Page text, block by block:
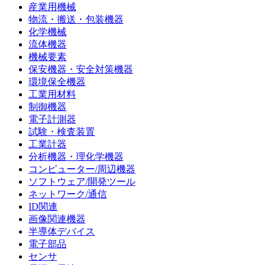
産業用機械
物流・搬送・包装機器
化学機械
流体機器
機械要素
保安機器・安全対策機器
環境保全機器
工業用材料
制御機器
電子計測器
試験・検査装置
工業計器
分析機器・理化学機器
コンピューター/周辺機器
ソフトウェア/開発ツール
ネットワーク/通信
ID関連
画像関連機器
半導体デバイス
電子部品
センサ